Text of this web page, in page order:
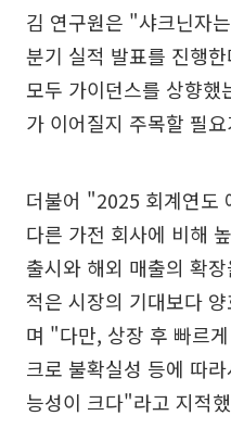
김 연구원은 "샤크닌자
분기 실적 발표를 진행
모두 가이던스를 상향
가 이어질지 주목할 필
더불어 "2025 회계연도
다른 가전 회사에 비해
출시와 해외 매출의 확
적은 시장의 기대보다
며 "다만, 상장 후 빠르
크로 불확실성 등에 따
능성이 크다"라고 지적